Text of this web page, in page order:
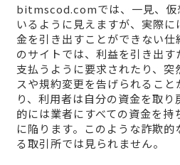
bitmscod.comでは、一見、仮
いるように見えますが、実際
金を引き出すことができない仕
のサイトでは、利益を引き出
支払うように要求されたり、
スや規約変更を告げられること
り、利用者は自分の資金を取
的には業者にすべての資金を持
に陥ります。このような詐欺
る取引所では見られません。